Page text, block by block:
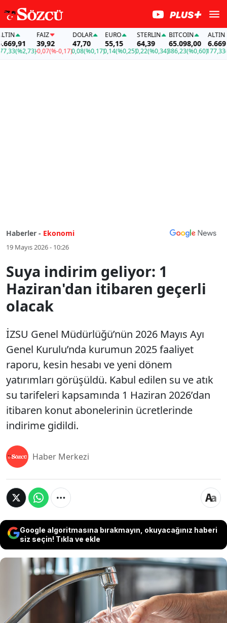
(%2,73)
FAİZ
39,92
-0,07(%-0,17)
DOLAR
47,70
0,08(%0,17)
EURO
55,15
0,14(%0,25)
STERLIN
64,39
0,22(%0,34)
BITCOIN
65.098,00
386,23(%0,60)
ALTIN
6.669,91
177,33
Haberler - Ekonomi
19 Mayıs 2026 - 10:26
Suya indirim geliyor: 1
Haziran'dan itibaren geçerli
olacak
İZSU Genel Müdürlüğü’nün 2026 Mayıs Ayı
Genel Kurulu’nda kurumun 2025 faaliyet
raporu, kesin hesabı ve yeni dönem
yatırımları görüşüldü. Kabul edilen su ve atık
su tarifeleri kapsamında 1 Haziran 2026’dan
itibaren konut abonelerinin ücretlerinde
indirime gidildi.
Haber Merkezi
Google algoritmasına bırakmayın, okuyacağınız haberi
siz seçin! Tıkla ve ekle
İZSU Genel Müdürlüğü’nün 2026 Mayıs Ayı
Genel Kurulu’nda kurumun 2025 faaliyet raporu,
kesin hesabı ve yeni dönem yatırımları